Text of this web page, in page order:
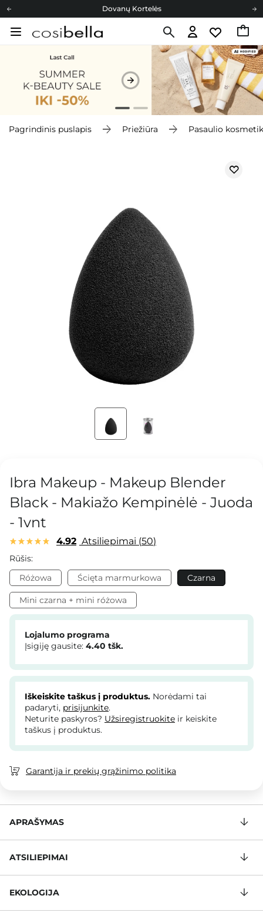
Dovanų Kortelės
Cosibella lojalumo programa
Dovanų Kortelės
Pagrindinis puslapis Priežiūra Pasaulio
Ibra Makeup - Makeup Blender
Black - Makiažo Kempinėlė - Juoda
- 1vnt
4.92 Atsiliepimai 50
Rūšis:
Różowa
Ścięta marmurkowa Czarna
Mini czarna + mini różowa
Lojalumo programa
Įsigiję gausite: 4.40 tšk.
Iškeiskite taškus į produktus. Norėdami tai
padaryti, prisijunkite.
Neturite paskyros? Užsiregistruokite ir keiskite
taškus į produktus.
Garantija ir prekių grąžinimo politika
APRAŠYMAS
ATSILIEPIMAI
EKOLOGIJA